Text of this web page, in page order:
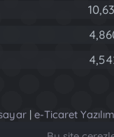
| e-Ticaret